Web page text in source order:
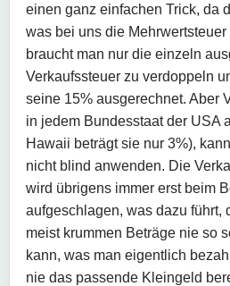
einen ganz einfachen Trick, da
was bei uns die Mehrwertsteuer
braucht man nur die einzeln
Verkaufssteuer zu verdoppeln
seine 15% ausgerechnet. Aber
in jedem Bundesstaat der USA
Hawaii beträgt sie nur 3%),
nicht blind anwenden. Die
wird übrigens immer erst beim
aufgeschlagen, was dazu führt,
meist krummen Beträge nie so
kann, was man eigentlich
nie das passende Kleingeld